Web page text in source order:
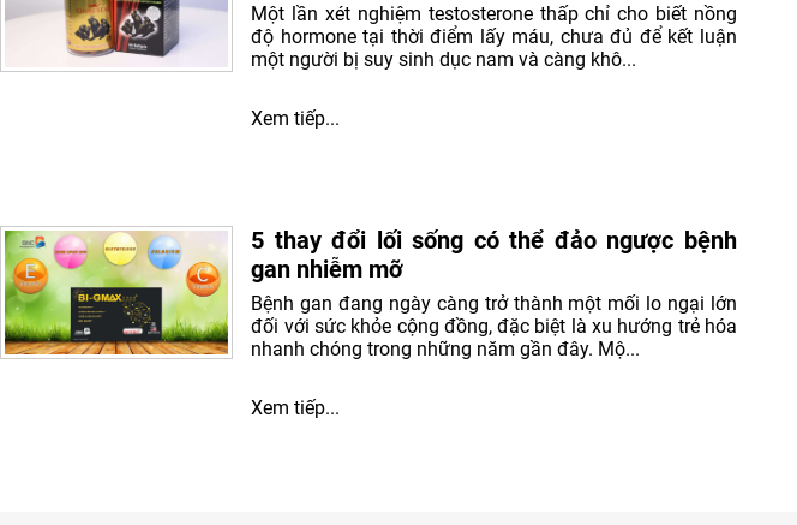
Một lần xét nghiệm testosterone thấp chỉ cho biết nồng
độ hormone tại thời điểm lấy máu, chưa đủ để kết luận
một người bị suy sinh dục nam và càng khô...
Xem tiếp...
5 thay đổi lối sống có thể đảo ngược bệnh
gan nhiễm mỡ
Bệnh gan đang ngày càng trở thành một mối lo ngại lớn
đối với sức khỏe cộng đồng, đặc biệt là xu hướng trẻ hóa
nhanh chóng trong những năm gần đây. Mộ...
Xem tiếp...